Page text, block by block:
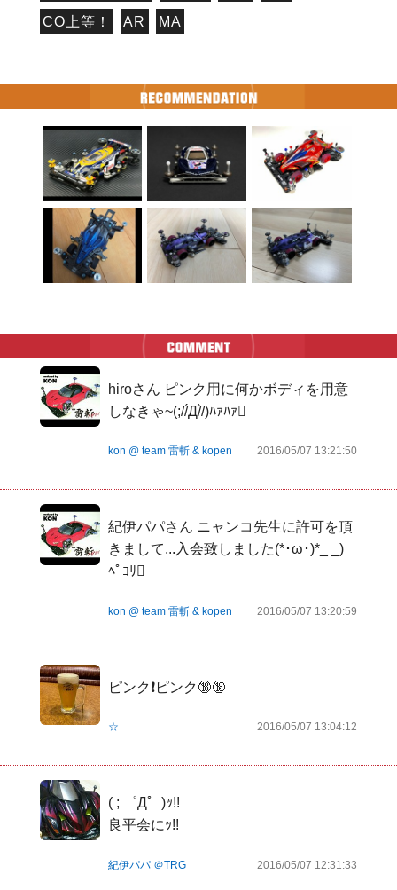
CO上等！ AR MA
hiroさん ピンク用に何かボディを用意
しなきゃ~(;//́Д/̀/)ﾊｧﾊｧ󾬏
kon @ team 雷斬 & kopen 2016/05/07 13:21:50
紀伊パパさん ニャンコ先生に許可を頂
きまして...入会致しました(*･ω･)*_ _)
ﾍﾟｺﾘ󾭠
kon @ team 雷斬 & kopen 2016/05/07 13:20:59
ピンク❗️ピンク🔞🔞
☆ 2016/05/07 13:04:12
( ; ゜Д゜)ｯ!!
良平会にｯ!!
紀伊パパ ＠TRG 2016/05/07 12:31:33